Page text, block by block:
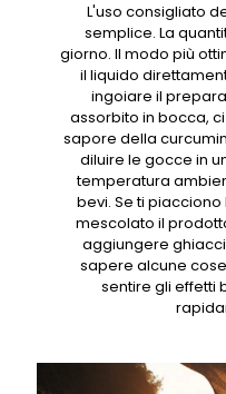
L'uso consigliato
semplice. La
giorno. Il modo più
il liquido
ingoiare il
assorbito in bocca, ci
sapore della
diluire le gocce in
temperatura
bevi. Se ti
mescolato il
aggiungere
sapere alcune
sentire gli effetti